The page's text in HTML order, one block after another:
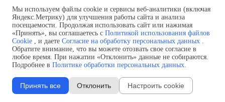
Одинарный токосъемник
JDS3-10
Одинарный токосъемник
JDS3-11
Одинарный токосъемник
JDS3-12
Соединения U12 ▼
Защитная оболочка для
соединений U12
Стыковочное соединение U12
Мы используем файлы cookie и сервисы веб-аналитики (включая
Яндекс.Метрику) для улучшения работы сайта и анализа
посещаемости. Продолжая использовать сайт или нажимая
«Принять», вы соглашаетесь с Политикой использования файлов
Cookie , и даете Согласие на обработку персональных данных .
Обратите внимание, что вы можете отозвать свое согласие в
любое время. При нажатии «Отклонить» данные не собираются.
Подробнее в Политике обработки персональных данных.
Принять все Отклонить Настроить cookie